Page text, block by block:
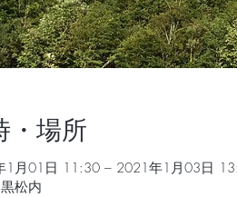
・場所
1月01日 11:30 – 2021年1月03日
松内